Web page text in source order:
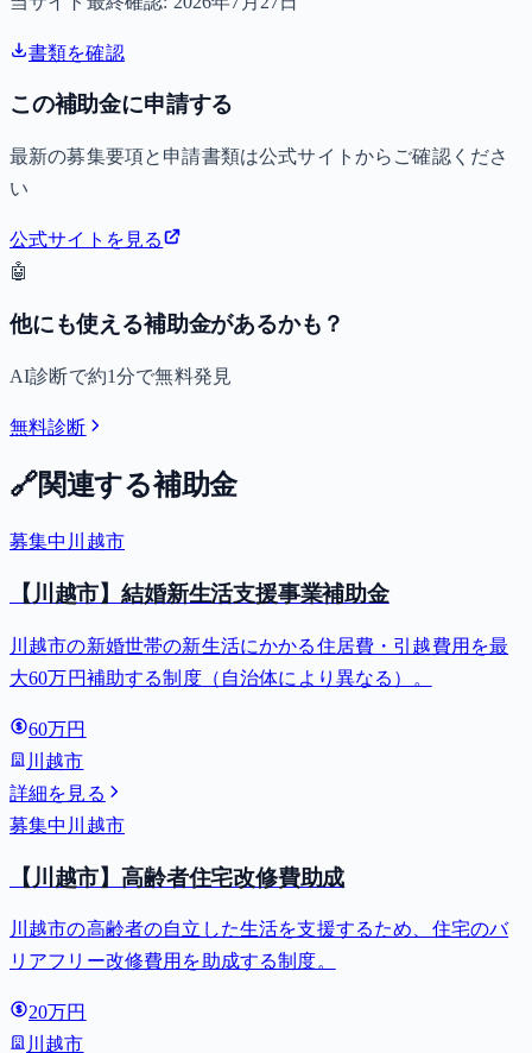
書類を確認
この補助金に申請する
最新の募集要項と申請書類は公式サイトからご確認くださ
い
公式サイトを見る
🤖
他にも使える補助金があるかも？
AI診断で約1分で無料発見
無料診断
🔗関連する補助金
募集中 川越市
【川越市】結婚新生活支援事業補助金
川越市の新婚世帯の新生活にかかる住居費・引越費用を最
大60万円補助する制度（自治体により異なる）。
60万円
川越市
詳細を見る
募集中 川越市
【川越市】高齢者住宅改修費助成
川越市の高齢者の自立した生活を支援するため、住宅のバ
リアフリー改修費用を助成する制度。
20万円
川越市